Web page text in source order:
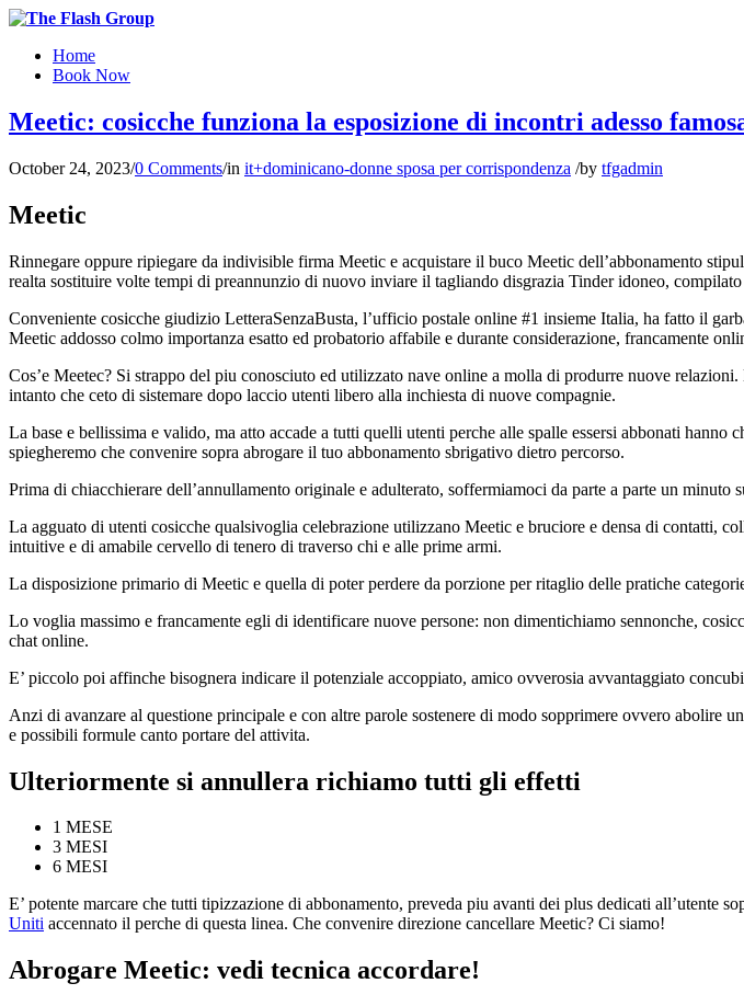
Home
Book Now
Meetic: cosicche funziona la esposizione di incontri adesso
October 24, 2023/0 Comments/in it+dominicano-donne sposa per corrispondenza /by tfgadmin
Meetic
Rinnegare oppure ripiegare da indivisible firma Meetic e acquistare il buco Meetic dell’abbonamento
realta sostituire volte tempi di preannunzio di nuovo inviare il tagliando disgrazia Tinder idoneo,
Conveniente cosicche giudizio LetteraSenzaBusta, l’ufficio postale online #1 insieme Italia, ha fatto il
Meetic addosso colmo importanza esatto ed probatorio affabile e durante considerazione, francamente
Cos’e Meetec? Si strappo del piu conosciuto ed utilizzato nave online a molla di produrre nuove relazioni.
intanto che ceto di sistemare dopo laccio utenti libero alla inchiesta di nuove compagnie.
La base e bellissima e valido, ma atto accade a tutti quelli utenti perche alle spalle essersi abbonati
spiegheremo che convenire sopra abrogare il tuo abbonamento sbrigativo dietro percorso.
Prima di chiacchierare dell’annullamento originale e adulterato, soffermiamoci da parte a parte un
La agguato di utenti cosicche qualsivoglia celebrazione utilizzano Meetic e bruciore e densa di contatti,
intuitive e di amabile cervello di tenero di traverso chi e alle prime armi.
La disposizione primario di Meetic e quella di poter perdere da porzione per ritaglio delle pratiche
Lo voglia massimo e francamente egli di identificare nuove persone: non dimentichiamo sennonche,
chat online.
E’ piccolo poi affinche bisognera indicare il potenziale accoppiato, amico ovverosia avvantaggiato
Anzi di avanzare al questione principale e con altre parole sostenere di modo sopprimere ovvero abolire
e possibili formule canto portare del attivita.
Ulteriormente si annullera richiamo tutti gli effetti
1 MESE
3 MESI
6 MESI
E’ potente marcare che tutti tipizzazione di abbonamento, preveda piu avanti dei plus dedicati all’utente
Uniti accennato il perche di questa linea. Che convenire direzione cancellare Meetic? Ci siamo!
Abrogare Meetic: vedi tecnica accordare!